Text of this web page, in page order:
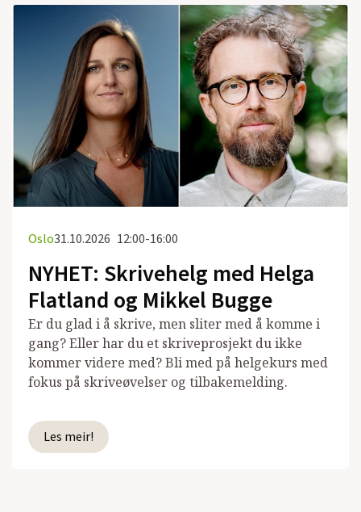
Oslo31.10.2026 12:00-16:00
NYHET: Skrivehelg med Helga
Flatland og Mikkel Bugge
Er du glad i å skrive, men sliter med å komme i
gang? Eller har du et skriveprosjekt du ikke
kommer videre med? Bli med på helgekurs med
fokus på skriveøvelser og tilbakemelding.
Les meir!